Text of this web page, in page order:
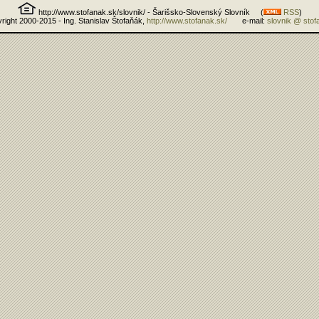
http://www.stofanak.sk/slovnik/ - Šarišsko-Slovenský Slovník ( RSS)
2000-2015 - Ing. Stanislav Štofaňák,
http://www.stofanak.sk/e-mail: slovnik @